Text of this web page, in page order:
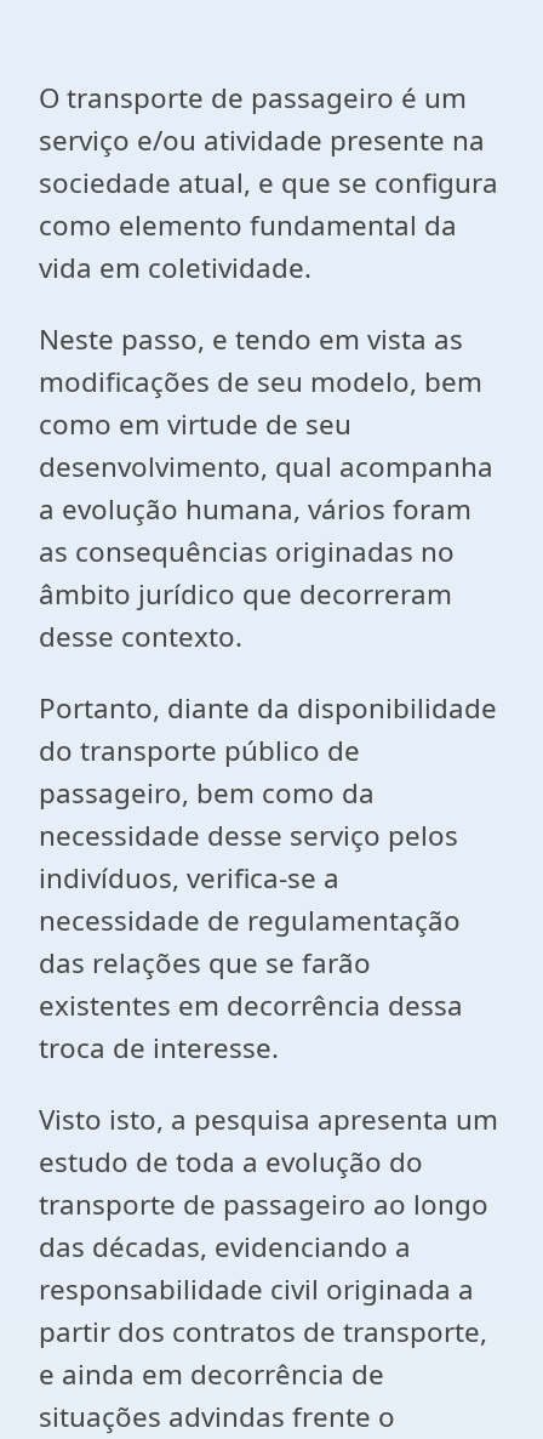
O transporte de passageiro é um
serviço e/ou atividade presente na
sociedade atual, e que se configura
como elemento fundamental da
vida em coletividade.
Neste passo, e tendo em vista as
modificações de seu modelo, bem
como em virtude de seu
desenvolvimento, qual acompanha
a evolução humana, vários foram
as consequências originadas no
âmbito jurídico que decorreram
desse contexto.
Portanto, diante da disponibilidade
do transporte público de
passageiro, bem como da
necessidade desse serviço pelos
indivíduos, verifica-se a
necessidade de regulamentação
das relações que se farão
existentes em decorrência dessa
troca de interesse.
Visto isto, a pesquisa apresenta um
estudo de toda a evolução do
transporte de passageiro ao longo
das décadas, evidenciando a
responsabilidade civil originada a
partir dos contratos de transporte,
e ainda em decorrência de
situações advindas frente o